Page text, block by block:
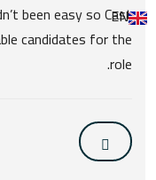
EN
been easy so Cast
candidates for the
role.